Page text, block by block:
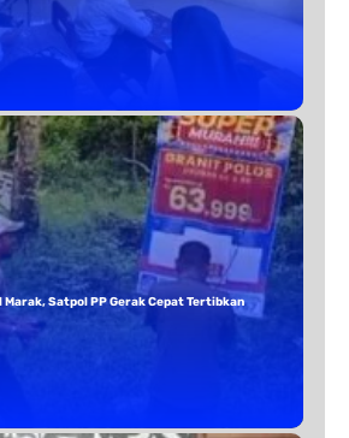
Marak, Satpol PP Gerak Cepat Tertibkan